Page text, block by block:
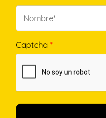
Captcha *